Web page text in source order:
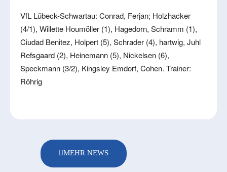
VfL Lübeck-Schwartau: Conrad, Ferjan; Holzhacker
(4/1), Willette Houmöller (1), Hagedorn, Schramm (1),
Ciudad Benitez, Holpert (5), Schrader (4), hartwig, Juhl
Refsgaard (2), Heinemann (5), Nickelsen (6),
Speckmann (3/2), Kingsley Emdorf, Cohen. Trainer:
Röhrig
MEHR NEWS